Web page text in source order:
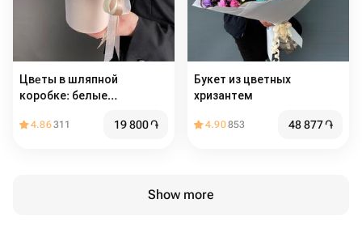
Цвeты в шляпной
коробке: белые
4.86311 19 800֏
Букет из цветных
хризантем
4.90853 48 877֏
Show more